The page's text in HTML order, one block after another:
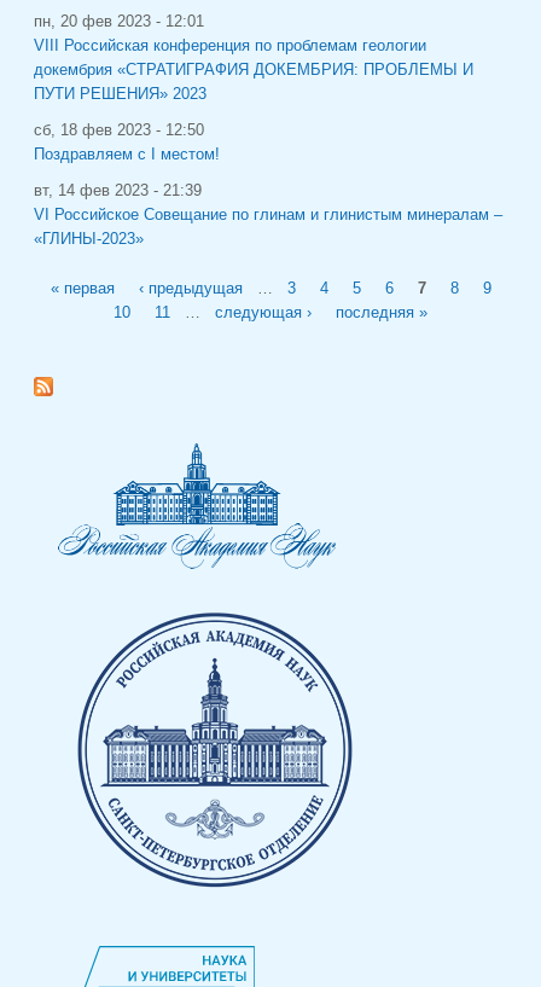
пн, 20 фев 2023 - 12:01
VIII Российская конференция по проблемам геологии
докембрия «СТРАТИГРАФИЯ ДОКЕМБРИЯ: ПРОБЛЕМЫ И
ПУТИ РЕШЕНИЯ» 2023
сб, 18 фев 2023 - 12:50
Поздравляем с I местом!
вт, 14 фев 2023 - 21:39
VI Российское Совещание по глинам и глинистым минералам –
«ГЛИНЫ-2023»
« первая ‹ предыдущая 3 4 5 6 7 8
9
10
11 следующая › последняя »